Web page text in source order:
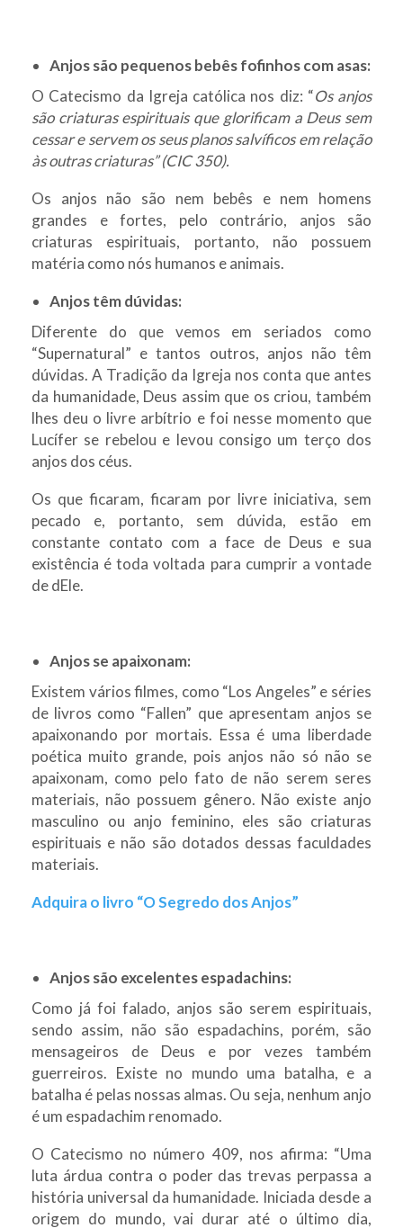
Anjos são pequenos bebês fofinhos com asas:
O Catecismo da Igreja católica nos diz: “Os anjos
são criaturas espirituais que glorificam a Deus sem
cessar e servem os seus planos salvíficos em relação
às outras criaturas” (CIC 350).
Os anjos não são nem bebês e nem homens
grandes e fortes, pelo contrário, anjos são
criaturas espirituais, portanto, não possuem
matéria como nós humanos e animais.
Anjos têm dúvidas:
Diferente do que vemos em seriados como
“Supernatural” e tantos outros, anjos não têm
dúvidas. A Tradição da Igreja nos conta que antes
da humanidade, Deus assim que os criou, também
lhes deu o livre arbítrio e foi nesse momento que
Lucífer se rebelou e levou consigo um terço dos
anjos dos céus.
Os que ficaram, ficaram por livre iniciativa, sem
pecado e, portanto, sem dúvida, estão em
constante contato com a face de Deus e sua
existência é toda voltada para cumprir a vontade
de dEle.
Anjos se apaixonam:
Existem vários filmes, como “Los Angeles” e séries
de livros como “Fallen” que apresentam anjos se
apaixonando por mortais. Essa é uma liberdade
poética muito grande, pois anjos não só não se
apaixonam, como pelo fato de não serem seres
materiais, não possuem gênero. Não existe anjo
masculino ou anjo feminino, eles são criaturas
espirituais e não são dotados dessas faculdades
materiais.
Adquira o livro “O Segredo dos Anjos”
Anjos são excelentes espadachins:
Como já foi falado, anjos são serem espirituais,
sendo assim, não são espadachins, porém, são
mensageiros de Deus e por vezes também
guerreiros. Existe no mundo uma batalha, e a
batalha é pelas nossas almas. Ou seja, nenhum anjo
é um espadachim renomado.
O Catecismo no número 409, nos afirma: “Uma
luta árdua contra o poder das trevas perpassa a
história universal da humanidade. Iniciada desde a
origem do mundo, vai durar até o último dia,